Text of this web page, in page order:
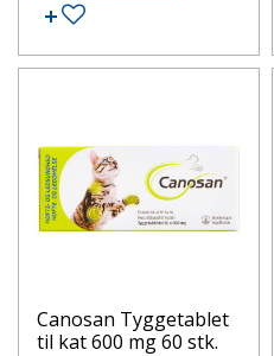
Tilføj til ønskeseddel
Canosan Tyggetablet
til kat 600 mg 60 stk.